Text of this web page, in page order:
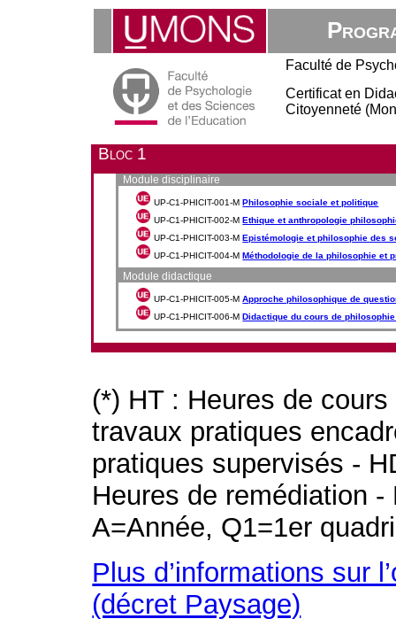
Faculté de
Certificat en
Citoyenneté
Bloc 1
Module disciplinaire
UP-C1-PHICIT-001-MPhilosophie sociale et politique
UP-C1-PHICIT-002-MEthique et anthropologie
UP-C1-PHICIT-003-MEpistémologie et philosophie des
UP-C1-PHICIT-004-MMéthodologie de la philosophie et
Module didactique
UP-C1-PHICIT-005-MApproche philosophique de
UP-C1-PHICIT-006-MDidactique du cours de
(*) HT : Heures de
travaux pratiques
pratiques supervisés -
Heures de remédiation
A=Année, Q1=1er
Plus d’informations sur
(décret Paysage)